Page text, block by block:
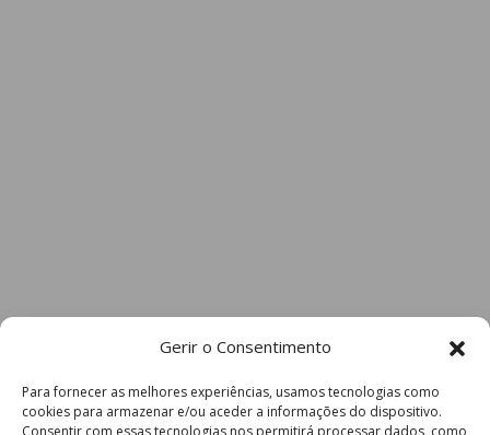
Gerir o Consentimento
Para fornecer as melhores experiências, usamos tecnologias como
cookies para armazenar e/ou aceder a informações do dispositivo.
Consentir com essas tecnologias nos permitirá processar dados, como